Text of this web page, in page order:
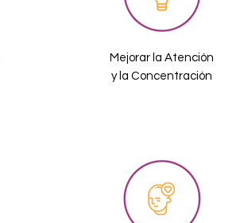
Mejorar la Atención
y la Concentración